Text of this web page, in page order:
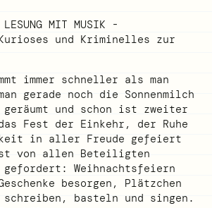
LESUNG MIT MUSIK -
und Kriminelles zur
immer schneller als man
gerade noch die Sonnenmilch
geräumt und schon ist zweiter
Fest der Einkehr, der Ruhe
in aller Freude gefeiert
von allen Beteiligten
Weihnachtsfeiern
besorgen, Plätzchen
schreiben, basteln und singen.